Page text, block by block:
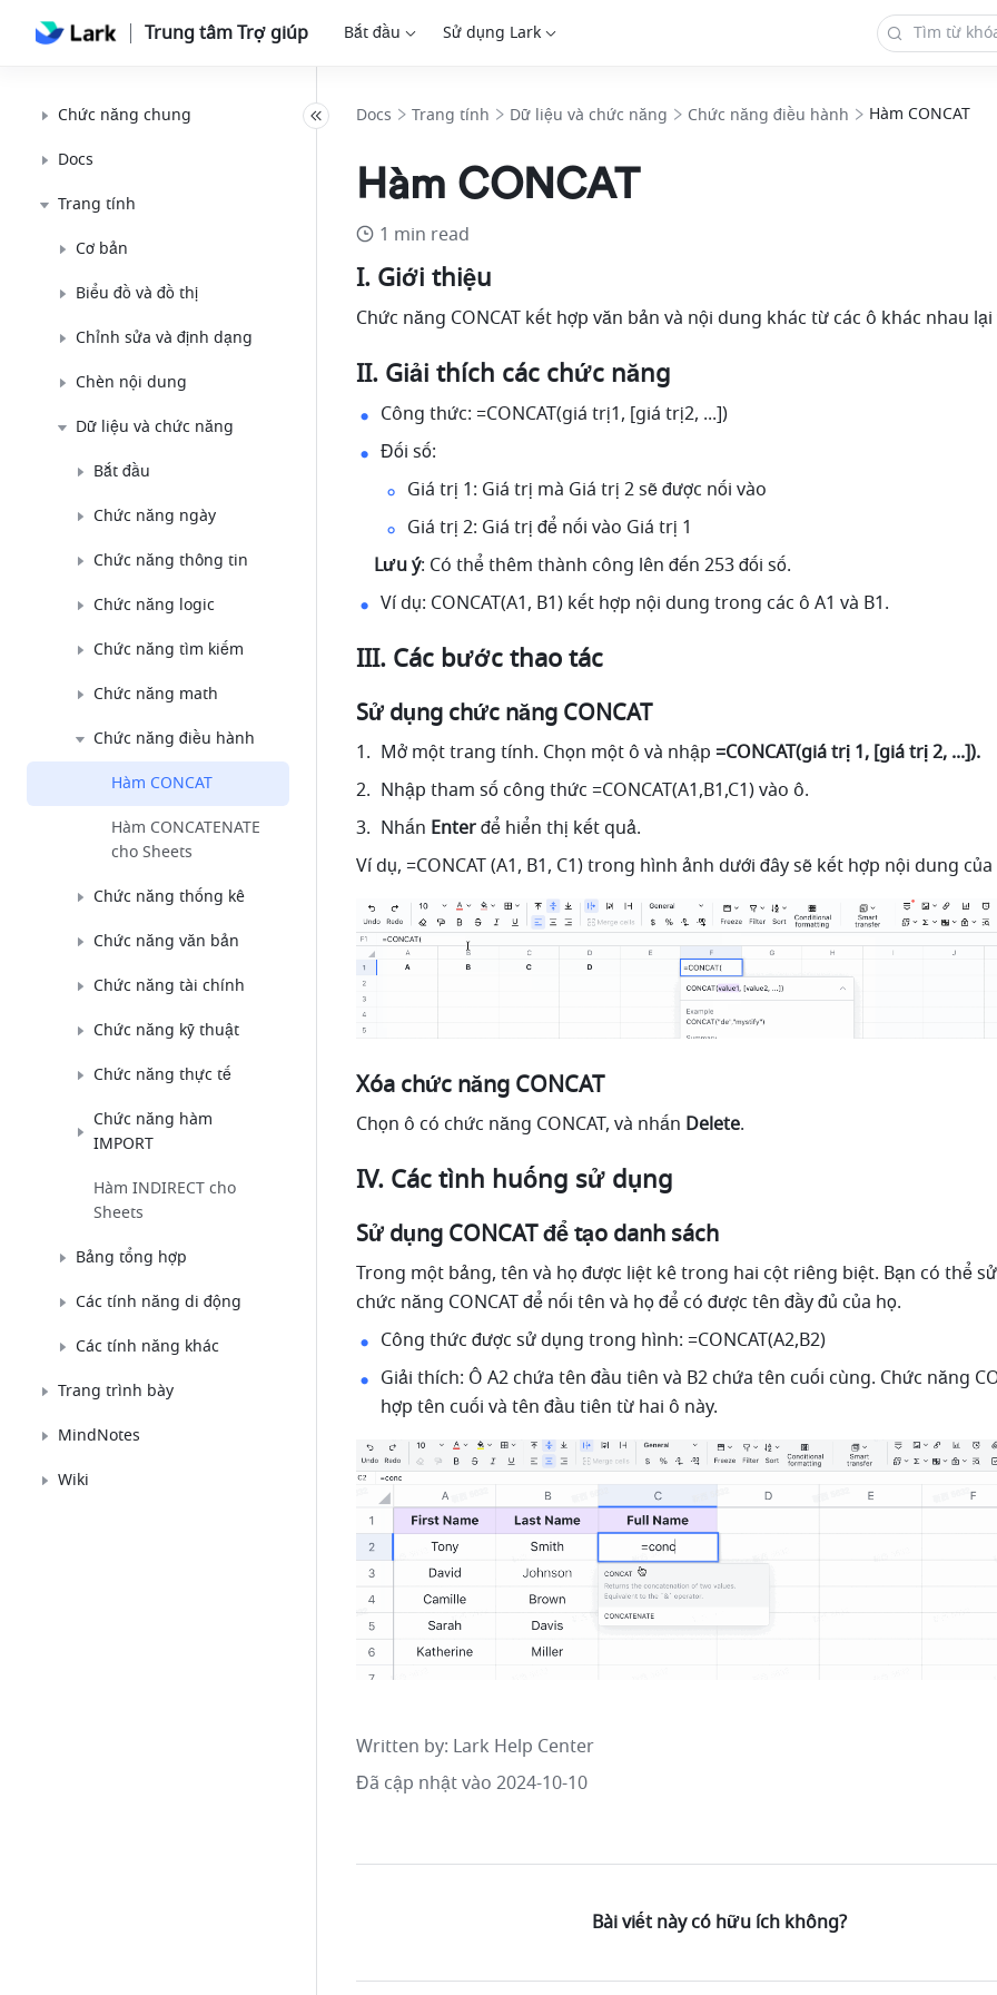
Trung tâm Trợ giúp Bắt đầu Sử dụng Lark
Chức năng chung
Docs
Trang tính
Cơ bản
Biểu đồ và đồ thị
Chỉnh sửa và định dạng
Chèn nội dung
Dữ liệu và chức năng
Bắt đầu
Chức năng ngày
Chức năng thông tin
Chức năng logic
Chức năng tìm kiếm
Chức năng math
Chức năng điều hành
Hàm CONCAT
Hàm CONCATENATE
cho Sheets
Chức năng thống kê
Chức năng văn bản
Chức năng tài chính
Chức năng kỹ thuật
Chức năng thực tế
Chức năng hàm
IMPORT
Hàm INDIRECT cho
Sheets
Bảng tổng hợp
Các tính năng di động
Các tính năng khác
Trang trình bày
MindNotes
Wiki
Docs Trang tính Dữ liệu và chức năng Chức năng điều hành Hàm CONCAT
Hàm CONCAT
1 min read
I. Giới thiệu
Chức năng CONCAT kết hợp văn bản và nội dung khác từ các ô khác nhau
II. Giải thích các chức năng
Công thức: =CONCAT(giá trị1, [giá trị2, ...])
Đối số:
Giá trị 1: Giá trị mà Giá trị 2 sẽ được nối vào
Giá trị 2: Giá trị để nối vào Giá trị 1
Lưu ý: Có thể thêm thành công lên đến 253 đối số.
Ví dụ: CONCAT(A1, B1) kết hợp nội dung trong các ô A1 và B1.
III. Các bước thao tác
Sử dụng chức năng CONCAT
Mở một trang tính. Chọn một ô và nhập =CONCAT(giá trị 1, [giá trị 2, ...]).
Nhập tham số công thức =CONCAT(A1,B1,C1) vào ô.
Nhấn Enter để hiển thị kết quả.
Ví dụ, =CONCAT (A1, B1, C1) trong hình ảnh dưới đây sẽ kết hợp nội dung
Xóa chức năng CONCAT
Chọn ô có chức năng CONCAT, và nhấn Delete.
IV. Các tình huống sử dụng
Sử dụng CONCAT để tạo danh sách
Trong một bảng, tên và họ được liệt kê trong hai cột riêng biệt. Bạn có thể
chức năng CONCAT để nối tên và họ để có được tên đầy đủ của họ.
Công thức được sử dụng trong hình: =CONCAT(A2,B2)
Giải thích: Ô A2 chứa tên đầu tiên và B2 chứa tên cuối cùng. Chức năng
hợp tên cuối và tên đầu tiên từ hai ô này.
Written by: Lark Help Center
Đã cập nhật vào 2024-10-10
Bài viết này có hữu ích không?